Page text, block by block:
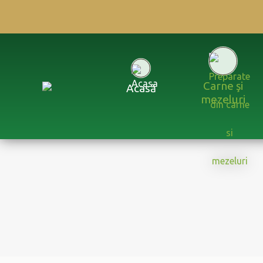
Acasă
Carne şi
mezeluri